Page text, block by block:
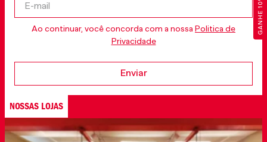
Ao continuar, você concorda com a nossa Politica de
Privacidade
Enviar
NOSSAS LOJAS